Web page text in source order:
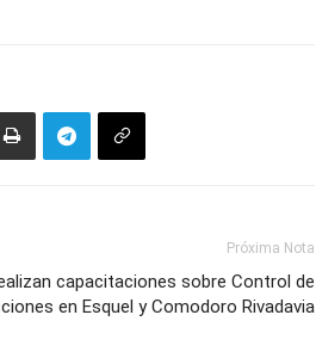
Próxima Nota
capacitaciones sobre Control de
en Esquel y Comodoro Rivadavia